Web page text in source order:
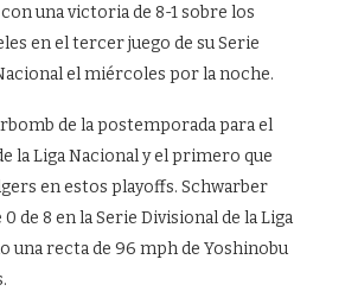
una victoria de 8-1 sobre los
en el tercer juego de su Serie
el miércoles por la noche.
de la postemporada para el
la Liga Nacional y el primero que
en estos playoffs. Schwarber
de 8 en la Serie Divisional de la Liga
una recta de 96 mph de Yoshinobu